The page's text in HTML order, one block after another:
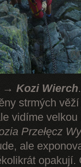
→ Kozi Wierch
strmých
vidíme
Przełęcz
ale
opakují.